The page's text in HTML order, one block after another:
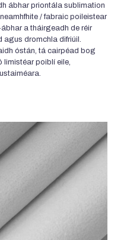
ábhar priontála sublimation
/ fabraic poileistear
a tháirgeadh de réir
agus dromchla difriúil.
óstán, tá cairpéad bog
limistéar poiblí eile,